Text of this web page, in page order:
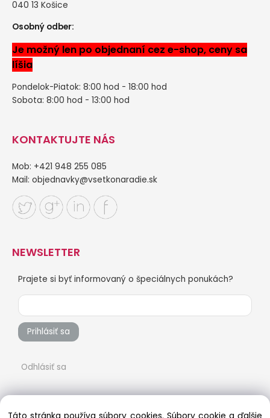
040 13 Košice
Osobný odber:
Je možný len po objednaní cez e-shop, ceny sa
líšia
Pondelok-Piatok: 8:00 hod - 18:00 hod
Sobota: 8:00 hod - 13:00 hod
KONTAKTUJTE NÁS
Mob: +421 948 255 085
Mail: objednavky@vsetkonaradie.sk
NEWSLETTER
Prajete si byť informovaný o špeciálnych ponukách?
Prihlásiť sa
Odhlásiť sa